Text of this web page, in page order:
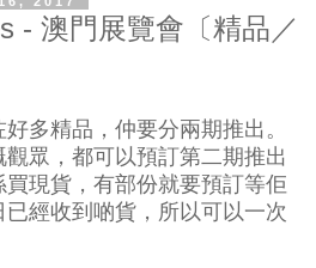
- 澳門展覽會〔精品／
多精品，仲要分兩期推出。
眾，都可以預訂第二期推出
現貨，有部份就要預訂等佢
經收到啲貨，所以可以一次